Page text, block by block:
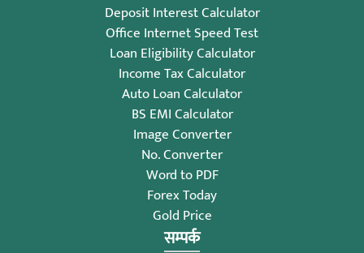
Deposit Interest Calculator
Office Internet Speed Test
Loan Eligibility Calculator
Income Tax Calculator
Auto Loan Calculator
BS EMI Calculator
Image Converter
No. Converter
Word to PDF
Forex Today
Gold Price
सम्पर्क